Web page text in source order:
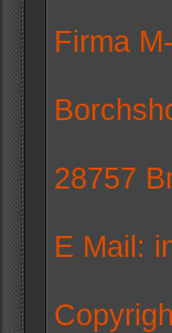
Firma
28757
E Mail: